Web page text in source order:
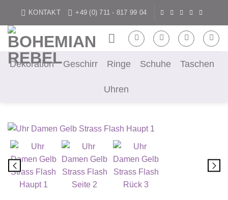
springen
KONTAKT +49 (0) 711 - 817 99 04
Dekoration Geschirr Ringe Schuhe Taschen
Uhren